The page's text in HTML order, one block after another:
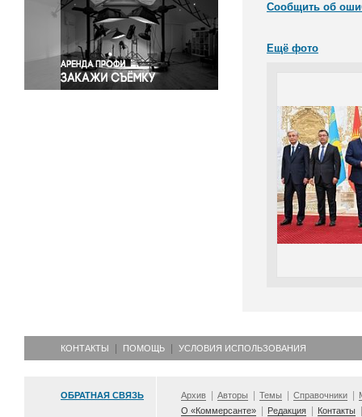
Спорт
Экология
Экономика и бизнес
Сообщить об
Ещё фото
КОНТАКТЫ ПОМОЩЬ УСЛОВИЯ ИСПОЛЬЗОВАНИЯ
ОБРАТНАЯ СВЯЗЬ Архив Авторы Темы Справочники
О «Коммерсанте»
Редакция Контакты